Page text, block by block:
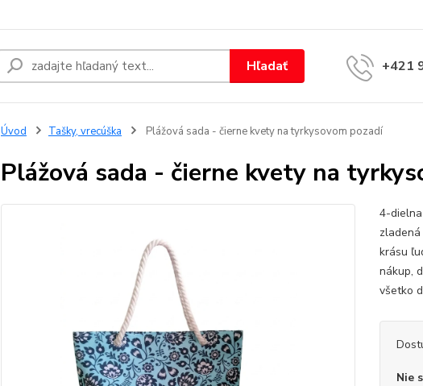
Hľadať +421
Úvod Tašky, vrecúška Plážová sada - čierne kvety na tyrkysovom pozadí
Plážová sada - čierne kvety na
4-
krásu
nákup,
všetko
Nie